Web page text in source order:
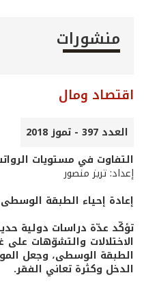
منشورات
اقتصاد ومال
العدد 397 - تموز 2018
التفاوت في مستويات
إعداد: تريز منصور
إعادة إحياء الطبقة
تؤكّد عدّة دراسات دولية
الاختلالات والتشوّهات
الطبقة الوسطى، وجعل
الدخل وكثرة تعاني الفقر.